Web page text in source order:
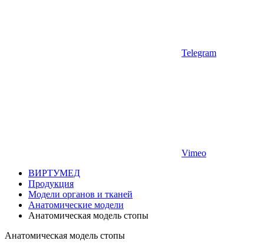
Telegram
Vimeo
ВИРТУМЕД
Продукция
Модели органов и тканей
Анатомические модели
Анатомическая модель стопы
Анатомическая модель стопы